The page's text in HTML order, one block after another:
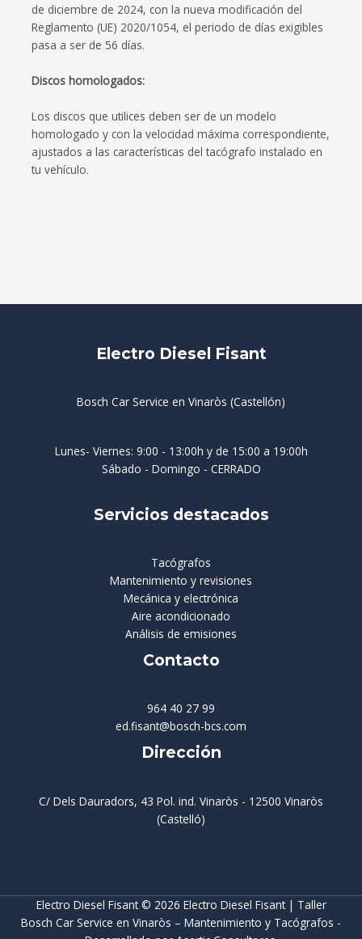
de diciembre de 2024, con la nueva modificación del
Reglamento (UE) 2020/1054, el periodo de días exigibles
pasa a ser de 56 días.
Discos homologados:
Los discos que utilices deben ser de un modelo
homologado y con la velocidad máxima correspondiente,
ajustados a las características del tacógrafo instalado en
tu vehículo.
Electro Diesel Fisant
Bosch Car Service en Vinaròs (Castellón)
Lunes- Viernes: 9:00 - 13:00h y de 15:00 a 19:00h
Sábado - Domingo - CERRADO
Servicios destacados
Tacógrafos
Mantenimiento y revisiones
Mecánica y electrónica
Aire acondicionado
Análisis de emisiones
Contacto
964 40 27 99
ed.fisant@bosch-bcs.com
Dirección
C/ Dels Dauradors, 43 Pol. ind. Vinaròs - 12500 Vinaròs
(Castelló)
Electro Diesel Fisant © 2026 Electro Diesel Fisant | Taller
Bosch Car Service en Vinaròs – Mantenimiento y Tacógrafos -